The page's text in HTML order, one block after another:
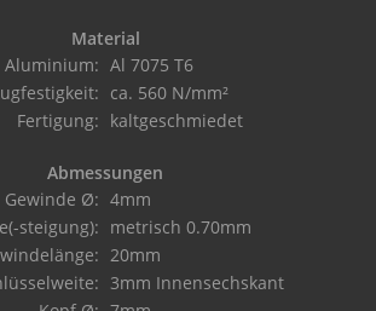
Material
Aluminium: Al 7075 T6
ca. 560 N/mm²
Fertigung: kaltgeschmiedet
Abmessungen
Gewinde Ø: 4mm
steigung): metrisch 0.70mm
20mm
3mm Innensechskant